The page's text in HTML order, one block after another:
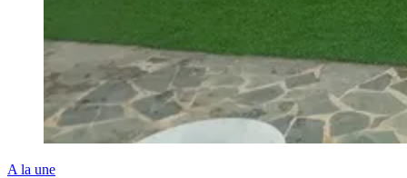
A la une